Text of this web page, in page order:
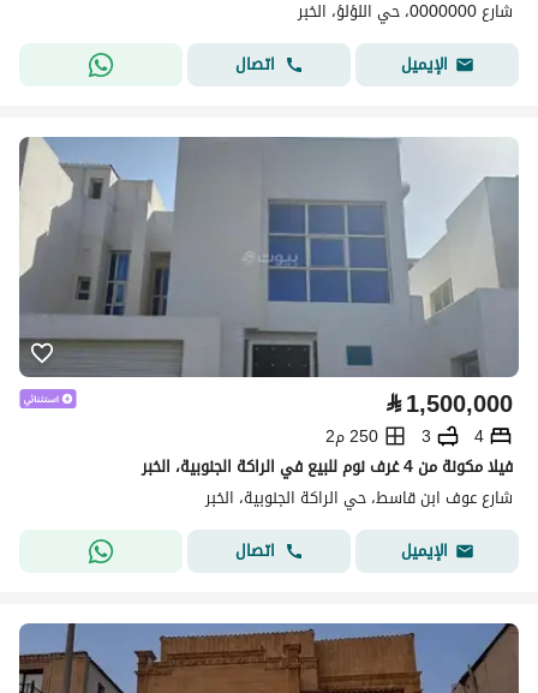
شارع 0000000، حي اللؤلؤ، الخبر
الإيميل
اتصال
⃁1,500,000
4
3
250 م2
فيلا مكونة من 4 غرف نوم للبيع في الراكة الجنوبية، الخبر
شارع عوف ابن قاسط، حي الراكة الجنوبية، الخبر
الإيميل
اتصال